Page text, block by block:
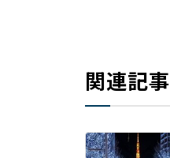
関連記事